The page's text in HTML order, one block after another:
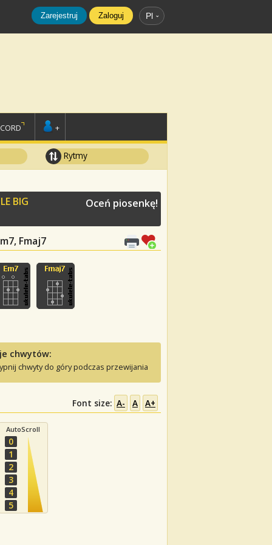
Zarejestruj Zaloguj Pl
+
Rytmy
BIG
Fmaj7
Oceń piosenkę!
chwytów:
chwyty do góry podczas przewijania
Font size: A- A A+
AutoScroll
0
1
2
3
4
5